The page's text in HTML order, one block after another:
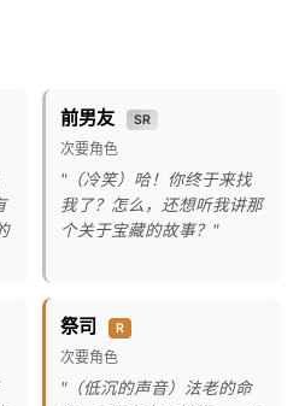
前男友 SR
次要角色
"（冷笑）哈！你终于来找
我了？怎么，还想听我讲那
个关于宝藏的故事？"
祭司 R
次要角色
"（低沉的声音）法老的命